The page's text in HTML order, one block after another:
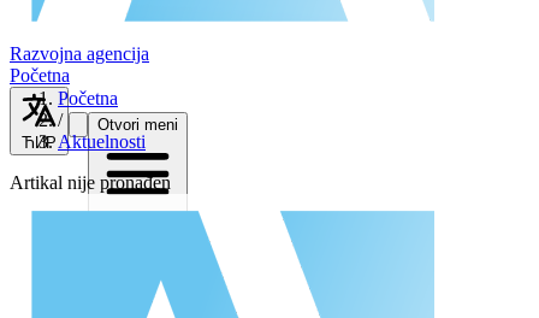
Razvojna agencija
Početna
ЋИР
Otvori meni
Početna
/
Aktuelnosti
Artikal nije pronađen